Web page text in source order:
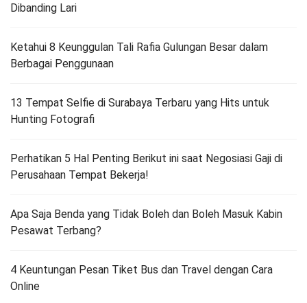
Dibanding Lari
Ketahui 8 Keunggulan Tali Rafia Gulungan Besar dalam
Berbagai Penggunaan
13 Tempat Selfie di Surabaya Terbaru yang Hits untuk
Hunting Fotografi
Perhatikan 5 Hal Penting Berikut ini saat Negosiasi Gaji di
Perusahaan Tempat Bekerja!
Apa Saja Benda yang Tidak Boleh dan Boleh Masuk Kabin
Pesawat Terbang?
4 Keuntungan Pesan Tiket Bus dan Travel dengan Cara
Online